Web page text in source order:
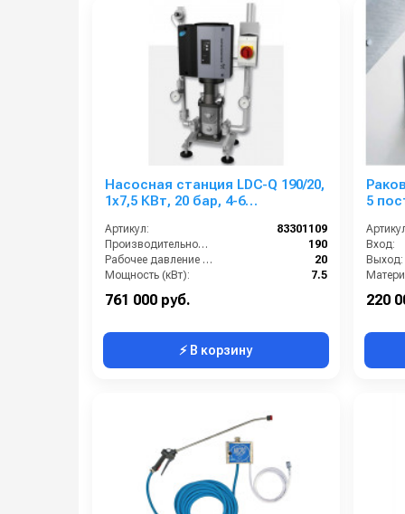
Насосная станция LDC-Q 190/20,
1x7,5 КВт, 20 бар, 4-6
Артикул:
83301109
Производительность (л/мин):
190
Рабочее давление (бар):
20
Мощность (кВт):
7.5
761 000 руб.
⚡ В корзину
5
Вход:
Выход:
220